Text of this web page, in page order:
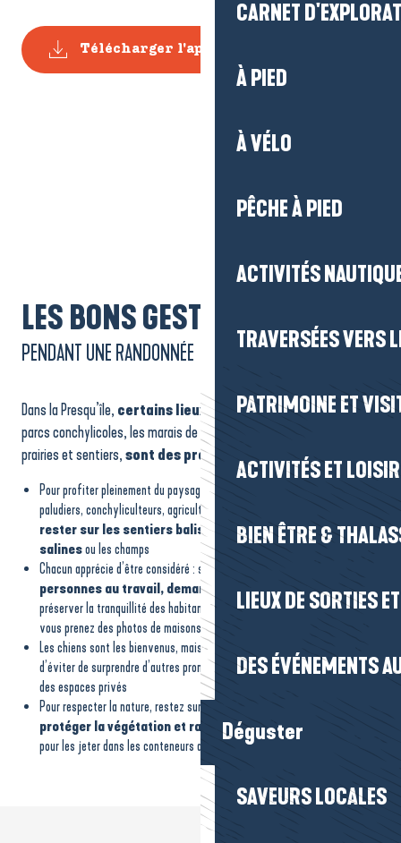
CARNET
À PIED
À VÉLO
PÊCHE À PIED
ACTIVITÉS
TRAVERSÉES VERS
PATRIMOINE ET
ACTIVITÉS ET
BIEN ÊTRE &
LIEUX DE SORTIES
DES ÉVÉNEMENTS
Déguster
SAVEURS LOCALES
Télécharger l'application Suricate
LES BONS GESTES
PENDANT UNE RANDONNÉE
Dans la Presqu’île, certains lieuxcomme les marais salants, les
parcs conchylicoles, les marais de Brière, ainsi que certains champs,
prairies et sentiers,sont des propriétés privées.
Pour profiter pleinement du paysage tout en respectant le travail des
paludiers, conchyliculteurs, agriculteurs et éleveurs, il est conseillé de
rester sur les sentiers balisés et d’observer de loin les
salinesou les champs
Chacun apprécie d’être considéré : si vous souhaitez photographier
personnes au travail, demandez leur accord . Et pour
préserver la tranquillité des habitants, mieux vaut être discret lorsque
vous prenez des photos de maisons
Les chiens sont les bienvenus, maisles garder en laisse
d’éviter de surprendre d’autres promeneurs ou de les voir s’aventurer dans
des espaces privés
Pour respecter la nature, restez sur les sentiers balisés afin de
protéger la végétation et ramenez vos déchets
pour les jeter dans les conteneurs appropriés.